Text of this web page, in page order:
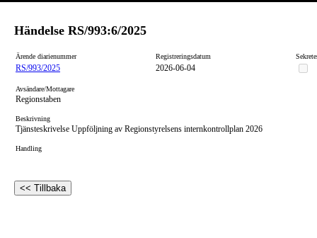
Händelse RS/993:6/2025
Ärende diarienummer Registreringsdatum
RS/993/2025 2026-06-04
Avsändare/Mottagare
Regionstaben
Beskrivning
Tjänsteskrivelse Uppföljning av Regionstyrelsens internkontrollplan 2026
Handling